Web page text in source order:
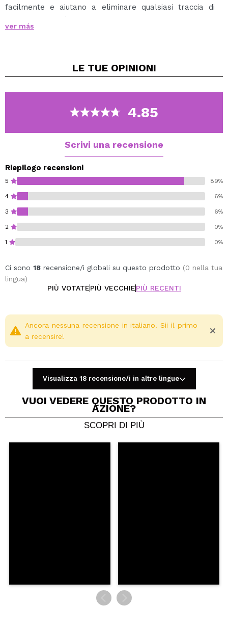
facilmente e aiutano a eliminare qualsiasi traccia di
trucco o impurità dalla pelle.
Otterrai una pulizia e uno struccaggio del viso comodi e
maggiore efficienza.
Confezioni da 50 unità.
ver más
LE TUE OPINIONI
4.85
Scrivi una recensione
Riepilogo recensioni
5 89%
4 6%
3 6%
2 0%
1 0%
Ci sono 18 recensione/i globali su questo prodotto (0 nella tua
lingua)
PIÙ VOTATEPIÙ VECCHIEPIÙ RECENTI
Condividi un video o una foto
Il tuo video potrebbe essere il primo. Immaginalo...
Ancora nessuna recensione in italiano. Sii il primo
a recensire!
Visualizza 18 recensione/i in altre lingue
VUOI VEDERE QUESTO PRODOTTO IN
AZIONE?
SCOPRI DI PIÙ